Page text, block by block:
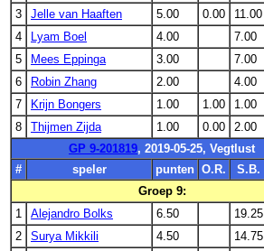
3
Jelle van Haaften 5.00 0.00 11.00
4
Lyam Boel 4.00 7.00
5
Mees Eppinga 3.00 7.00
6
Robin Zhang 2.00 4.00
7
Krijn Bongers 1.00 1.00 1.00
8
Thijmen Zijda 1.00 0.00 2.00
GP 9-201819, 2019-05-25, Vegtlust
#
speler punten O.R. S.B.
Groep 9:
1
Alejandro Bolks 6.50 19.25
2
Surya Mikkili 4.50 14.75